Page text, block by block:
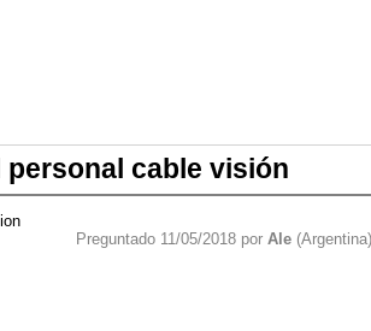
cable visión
Preguntado 11/05/2018 por Ale(Argentina)